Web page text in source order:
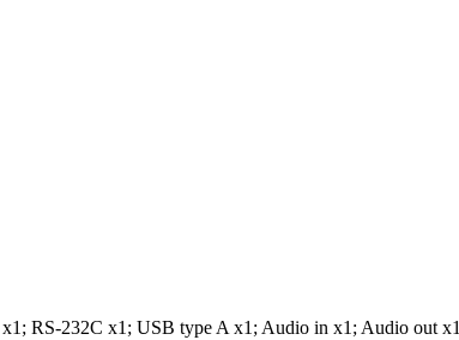
RS-232C x1; USB type A x1; Audio in x1; Audio out x1